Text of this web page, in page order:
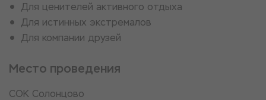
Для ценителей активного отдыха
Для истинных экстремалов
Для компании друзей
Место проведения
СОК Солонцово